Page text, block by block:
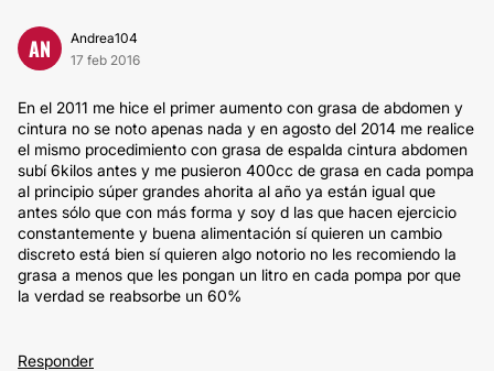
AN
Andrea104
17 feb 2016
En el 2011 me hice el primer aumento con grasa de abdomen y
cintura no se noto apenas nada y en agosto del 2014 me realice
el mismo procedimiento con grasa de espalda cintura abdomen
subí 6kilos antes y me pusieron 400cc de grasa en cada pompa
al principio súper grandes ahorita al año ya están igual que
antes sólo que con más forma y soy d las que hacen ejercicio
constantemente y buena alimentación sí quieren un cambio
discreto está bien sí quieren algo notorio no les recomiendo la
grasa a menos que les pongan un litro en cada pompa por que
la verdad se reabsorbe un 60%
Responder